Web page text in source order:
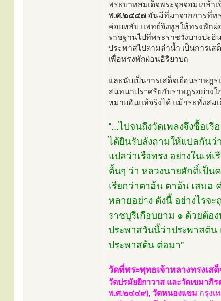
พระบาทสมเด็จพระจุลจอมเกล้า
พ.ศ.๒๔๔๗ อันมีที่มาจากการที่ท
ค่อยหลับ แพทย์จึงทูลให้ทรงพักผ่
ราชฐานไปที่พระราชวังบางปะอิ
ประพาสไปตามลำน้ำ เป็นการเส
เพื่อทรงพักผ่อนอิริยาบถ
และนับเป็นการเสด็จเยือนราษฎ
สนทนาปราศรัยกับราษฎรอย่าง
หมายอันแท้จริงได้ แม้กระทั่งสม
“...ไปจนถึงวัดเพลงจึงซื้อเ
ได้ยินรับสั่งถามให้แปลกันว่
แปลว่าเรือทรง อย่างในเห่
ตื้นๆ ว่า หลวงนายศักดิ์เป็น
เรียกว่าตาอ้น ตาอ้น เสมอ
หลายอย่าง ดังนี้ อย่างไรจ
ราชบุรีเกือบยาม ๑ ด้วยต้อ
ประพาสวันนี้ว่าประพาสต้น
ประพาสต้น ต่อมา”
วัดที่พระพุทธเจ้าหลวงทรงเ
วัดปรมัยยิกาวาส และวัดเขมาภิ
พ.ศ.๒๔๔๙), วัดหนองแขม กรุงเ